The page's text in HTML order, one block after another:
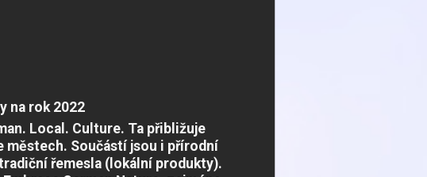
na rok 2022
Local. Culture. Ta přibližuje
městech. Součástí jsou i přírodní
řemesla (lokální produkty).